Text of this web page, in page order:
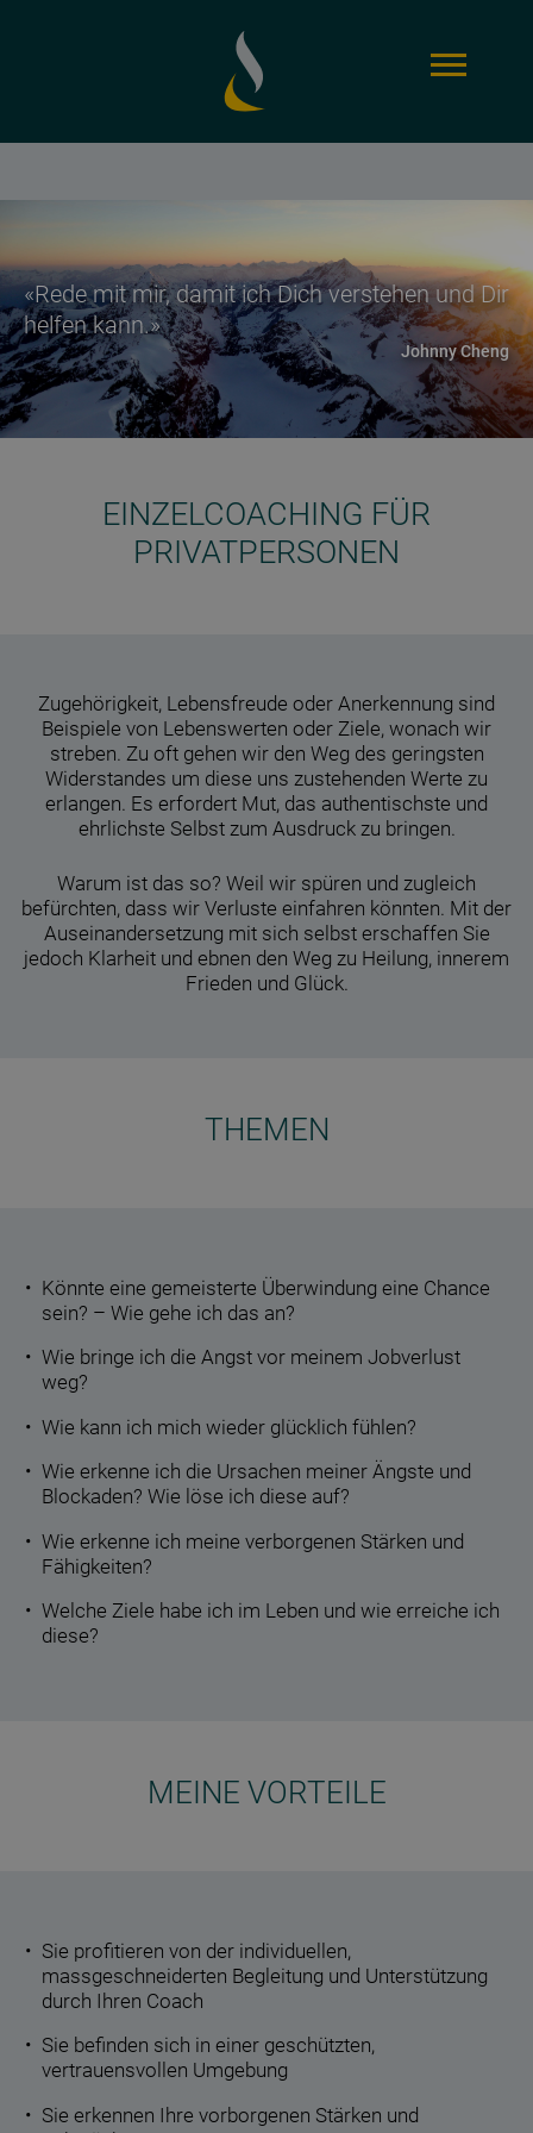
FÜR UNTERNEHMEN
FÜR PRIVATPERSONEN
ÜBER UNS
UNSERE MISSION
REFERENZEN
KONTAKT
EN
Stephanie Cheng
weil Verhalten bewegt
«Rede mit mir, damit ich Dich verstehen und Dir
helfen kann.»
Johnny Cheng
EINZELCOACHING FÜR
PRIVATPERSONEN
Zugehörigkeit, Lebensfreude oder Anerkennung sind
Beispiele von Lebenswerten oder Ziele, wonach wir
streben. Zu oft gehen wir den Weg des geringsten
Widerstandes um diese uns zustehenden Werte zu
erlangen. Es erfordert Mut, das authentischste und
ehrlichste Selbst zum Ausdruck zu bringen.
Warum ist das so? Weil wir spüren und zugleich
befürchten, dass wir Verluste einfahren könnten. Mit der
Auseinandersetzung mit sich selbst erschaffen Sie
jedoch Klarheit und ebnen den Weg zu Heilung, innerem
Frieden und Glück.
THEMEN
Könnte eine gemeisterte Überwindung eine Chance
sein? – Wie gehe ich das an?
Wie bringe ich die Angst vor meinem Jobverlust
weg?
Wie kann ich mich wieder glücklich fühlen?
Wie erkenne ich die Ursachen meiner Ängste und
Blockaden? Wie löse ich diese auf?
Wie erkenne ich meine verborgenen Stärken und
Fähigkeiten?
Welche Ziele habe ich im Leben und wie erreiche ich
diese?
MEINE VORTEILE
Sie profitieren von der individuellen,
massgeschneiderten Begleitung und Unterstützung
durch Ihren Coach
Sie befinden sich in einer geschützten,
vertrauensvollen Umgebung
Sie erkennen Ihre vorborgenen Stärken und